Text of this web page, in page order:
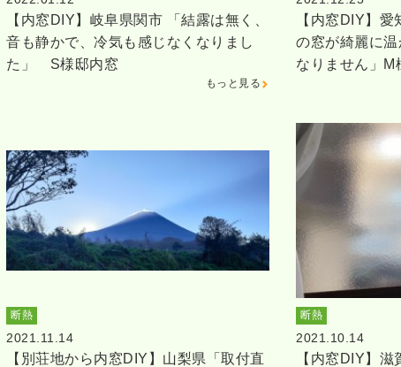
【内窓DIY】岐阜県関市 「結露は無く、
音も静かで、冷気も感じなくなりまし
た」 S様邸内窓
もっと見る
【内窓DIY】
の窓が綺麗に
なりません」M
断熱
2021.11.14
【別荘地から内窓DIY】山梨県「取付直
断熱
2021.10.14
【内窓DIY】